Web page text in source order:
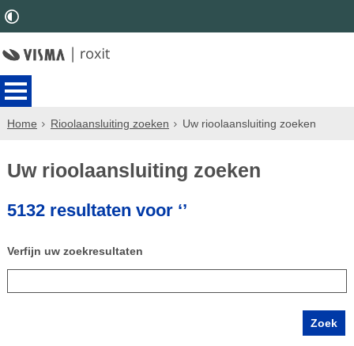
Home Rioolaansluiting zoeken Uw rioolaansluiting zoeken
Uw rioolaansluiting zoeken
5132 resultaten voor ‘’
Verfijn uw zoekresultaten